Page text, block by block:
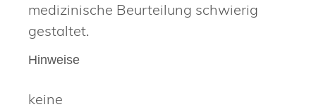
medizinische Beurteilung schwierig
gestaltet.
Hinweise
keine